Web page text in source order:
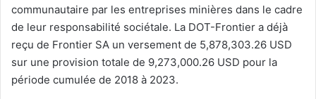
communautaire par les entreprises minières dans le cadre
de leur responsabilité sociétale. La DOT-Frontier a déjà
reçu de Frontier SA un versement de 5,878,303.26 USD
sur une provision totale de 9,273,000.26 USD pour la
période cumulée de 2018 à 2023.